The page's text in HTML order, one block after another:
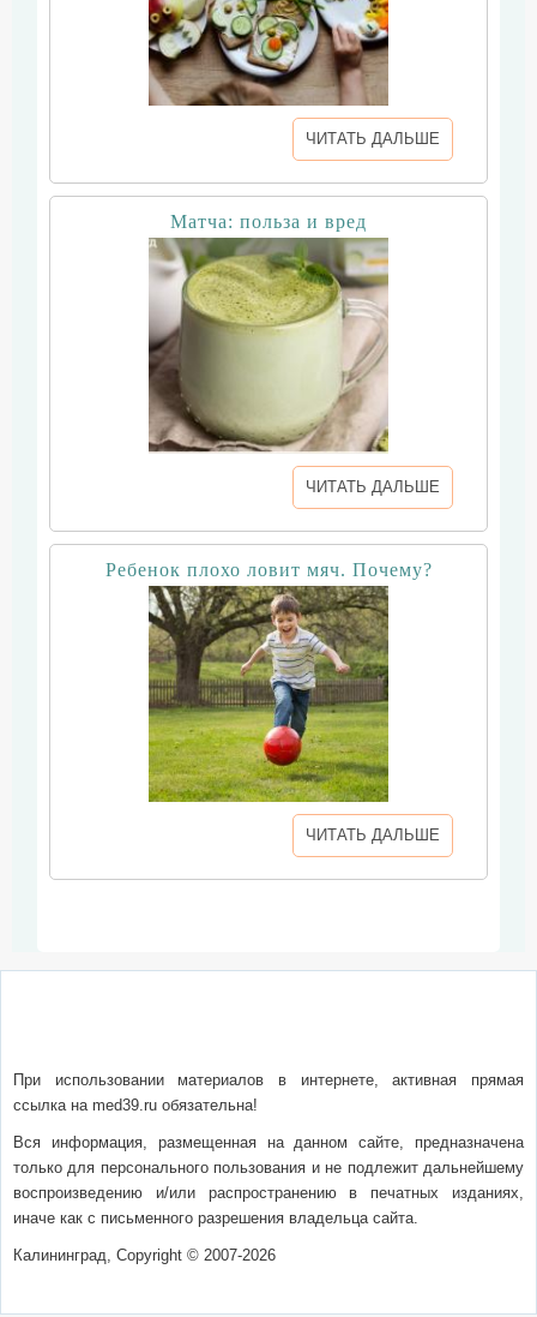
ЧИТАТЬ ДАЛЬШЕ
Матча: польза и вред
ЧИТАТЬ ДАЛЬШЕ
Ребенок плохо ловит мяч. Почему?
ЧИТАТЬ ДАЛЬШЕ
При использовании материалов в интернете, активная прямая
ссылка на med39.ru обязательна!
Вся информация, размещенная на данном сайте, предназначена
только для персонального пользования и не подлежит дальнейшему
воспроизведению и/или распространению в печатных изданиях,
иначе как с письменного разрешения владельца сайта.
Калининград, Copyright © 2007-2026